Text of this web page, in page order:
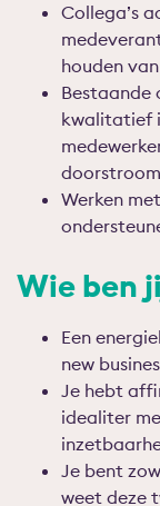
Collega’s
houden
Bestaande
kwalitatief
Werken
Wie ben
Een
new
Je hebt
idealiter
Je bent
weet deze